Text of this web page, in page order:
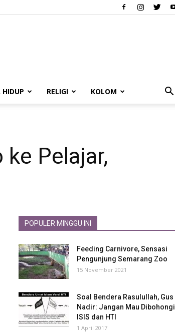
HIDUP RELIGI KOLOM
ke Pelajar,
POPULER MINGGU INI
Feeding Carnivore, Sensasi
Pengunjung Semarang Zoo
15 November 2021
Soal Bendera Rasulullah, Gus
Nadir: Jangan Mau Dibohongi
ISIS dan HTI
1 April 2017